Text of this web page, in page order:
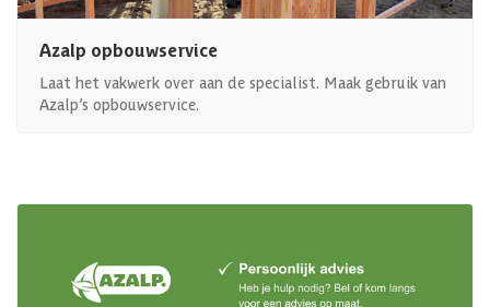
Azalp opbouwservice
Laat het vakwerk over aan de specialist. Maak gebruik van
Azalp’s opbouwservice.